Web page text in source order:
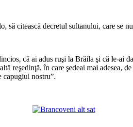
să citească decretul sultanului, care se
că ai adus ruşi la Brăila şi că le-
reşedinţă, în care şedeai mai adesea,
capugiul nostru”.